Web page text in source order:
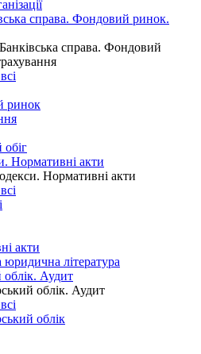
справа. Фондовий ринок.
справа. Фондовий
ринок
Нормативні акти
Нормативні акти
акти
юридична література
облік. Аудит
облік. Аудит
облік